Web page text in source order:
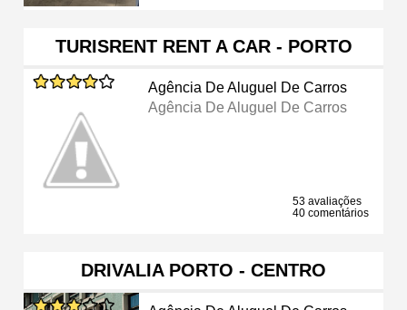
TURISRENT RENT A CAR - PORTO
Agência De Aluguel De Carros
Agência De Aluguel De Carros
53 avaliações
40 comentários
DRIVALIA PORTO - CENTRO